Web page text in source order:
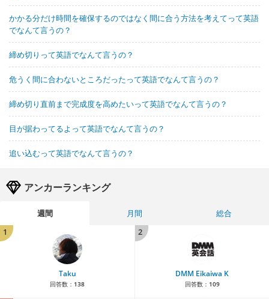
かかる分だけ時間を確保するのではなく間に合う方法を考えてって英語
でなんて言うの？
締め切りって英語でなんて言うの？
危うく間に合わないところだったって英語でなんて言うの？
締め切り直前まで完成度を高めたいって英語でなんて言うの？
目が据わってるよって英語でなんて言うの？
追い込むって英語でなんて言うの？
アンカーランキング
週間 月間
総合
1
Taku
回答数： 138
2
DMM Eikaiwa K
回答数： 109